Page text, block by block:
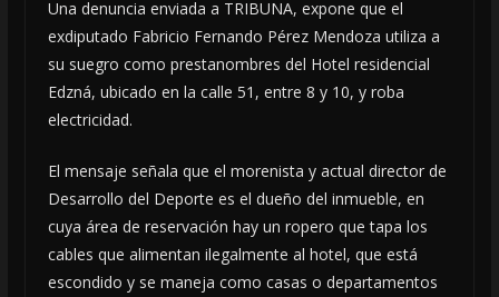
Una denuncia enviada a TRIBUNA, expone que el
exdiputado Fabricio Fernando Pérez Mendoza utiliza a
su suegro como prestanombres del Hotel residencial
Edzná, ubicado en la calle 51, entre 8 y 10, y roba
electricidad.
El mensaje señala que el morenista y actual director de
Desarrollo del Deporte es el dueño del inmueble, en
cuya área de reservación hay un ropero que tapa los
cables que alimentan ilegalmente al hotel, que está
escondido y se maneja como casas o departamentos